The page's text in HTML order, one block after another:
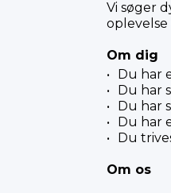
Vi søger
Om dig
Du har
Du har
Du har
Du har
Du
Om os